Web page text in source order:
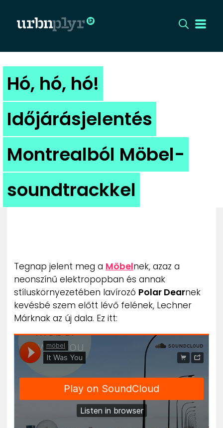
CÍMLAP
DIZÁJN
DIVAT
HIP
KULT
UTCA
IMPRESSZUM
PR-ARCHÍVUM
ADATKEZELÉSI TÁJÉKOZTATÓ
Hó, hó, hó!
Időjárásjelentés
Montrealból Möbel-
soundtrackkel
Tegnap jelent meg a Möbelnek, azaz a
neonszínű elektropopban és annak
stíluskörnyezetében lavírozó Polar Dearnek
kevésbé szem előtt lévő felének, Lechner
Márknak az új dala. Ez itt: